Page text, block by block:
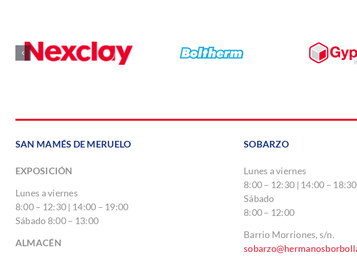
SAN MAMÉS DE MERUELO
EXPOSICIÓN
Lunes a viernes
8:00 – 12:30 | 14:00 – 19:00
Sábado 8:00 – 13:00
ALMACÉN
SOBARZO
Lunes a viernes
8:00 – 12:30 | 14:00 – 18:30
Sábado
8:00 – 12:00
Barrio Morriones, s/n.